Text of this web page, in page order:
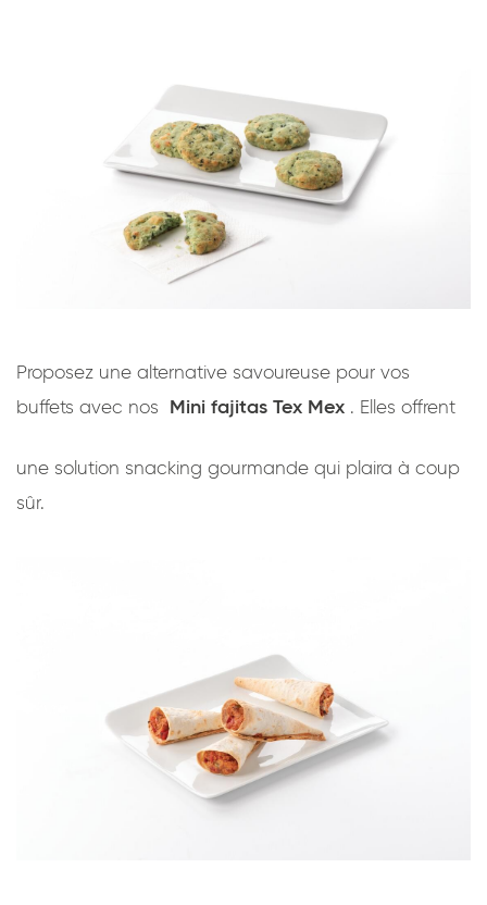
Proposez une alternative savoureuse pour vos
buffets avec nos
Mini fajitas Tex Mex . Elles offrent
une solution snacking gourmande qui plaira à coup
sûr.